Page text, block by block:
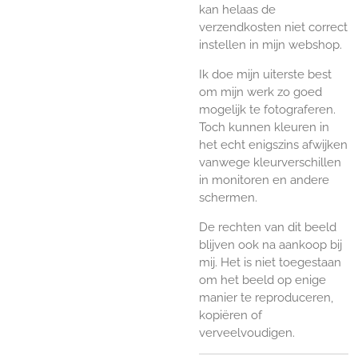
kan helaas de
verzendkosten niet correct
instellen in mijn webshop.
Ik doe mijn uiterste best
om mijn werk zo goed
mogelijk te fotograferen.
Toch kunnen kleuren in
het echt enigszins afwijken
vanwege kleurverschillen
in monitoren en andere
schermen.
De rechten van dit beeld
blijven ook na aankoop bij
mij. Het is niet toegestaan
om het beeld op enige
manier te reproduceren,
kopiëren of
verveelvoudigen.